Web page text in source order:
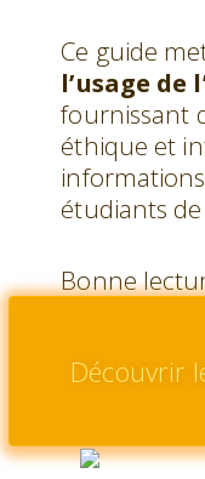
Ce guide
l’usage
fournissant
éthique et
étudiants
Bonne
Découvrir